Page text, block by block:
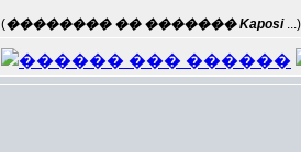
(�������� �� ������� Kaposi ...)